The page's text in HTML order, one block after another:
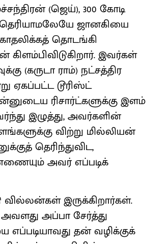
(ஜெய்), 300 கோடி
ஜானகியை
தொடங்கி
இவர்கள்
(கருடா ராம்) நட்சத்திர
டூரிஸ்ட்
ரிசார்ட்களுக்கு இளம்
இழுத்து, அவர்களின்
விற்று மில்லியன்
தெரிந்துவிட,
அவர் எப்படிக்
வில்லன்கள் இருக்கிறார்கள்.
அப்பா சேர்த்து
தன் வழிக்குக்